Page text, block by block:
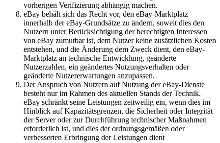
vorherigen Verifizierung abhängig machen.
eBay behält sich das Recht vor, den eBay-Marktplatz
innerhalb der eBay-Grundsätze zu ändern, soweit dies den
Nutzern unter Berücksichtigung der berechtigten Interessen
von eBay zumutbar ist, dem Nutzer keine zusätzlichen Kosten
entstehen, und die Änderung dem Zweck dient, den eBay-
Marktplatz an technische Entwicklung, geänderte
Nutzerzahlen, ein geändertes Nutzungsverhalten oder
geänderte Nutzererwartungen anzupassen.
Der Anspruch von Nutzern auf Nutzung der eBay-Dienste
besteht nur im Rahmen des aktuellen Stands der Technik.
eBay schränkt seine Leistungen zeitweilig ein, wenn dies im
Hinblick auf Kapazitätsgrenzen, die Sicherheit oder Integrität
der Server oder zur Durchführung technischer Maßnahmen
erforderlich ist, und dies der ordnungsgemäßen oder
verbesserten Erbringung der Leistungen dient